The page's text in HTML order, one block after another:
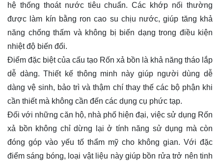
hệ thống thoát nước tiêu chuẩn. Các khớp nối thường
được làm kín bằng ron cao su chịu nước, giúp tăng khả
năng chống thấm và không bị biến dạng trong điều kiện
nhiệt độ biến đổi.
Điểm đặc biệt của cấu tạo Rốn xả bồn là khả năng tháo lắp
dễ dàng. Thiết kế thông minh này giúp người dùng dễ
dàng vệ sinh, bảo trì và thậm chí thay thế các bộ phận khi
cần thiết mà không cần đến các dụng cụ phức tạp.
Đối với những căn hộ, nhà phố hiện đại, việc sử dụng Rốn
xả bồn không chỉ dừng lại ở tính năng sử dụng mà còn
đóng góp vào yếu tố thẩm mỹ cho không gian. Với đặc
điểm sáng bóng, loại vật liệu này giúp bồn rửa trở nên tinh